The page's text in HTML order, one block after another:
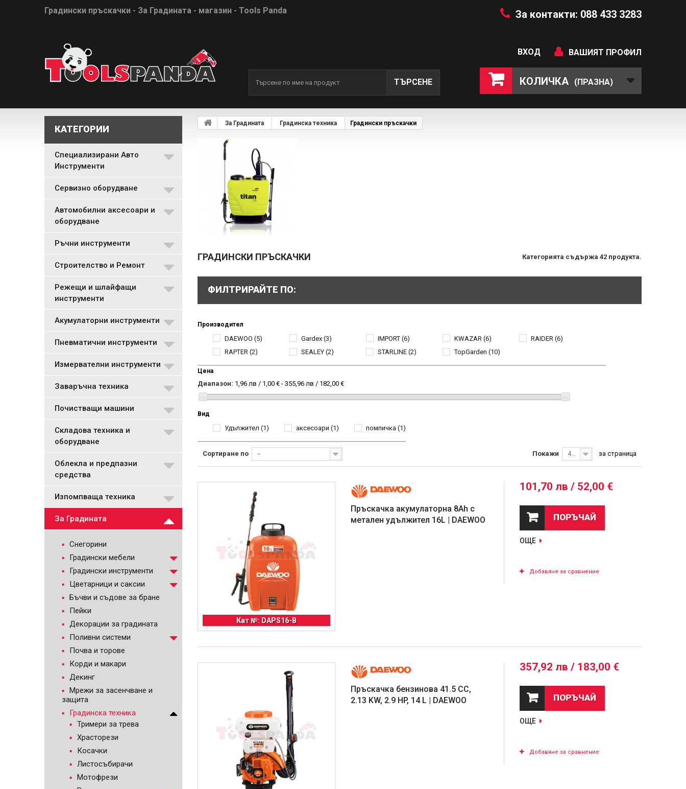
Градински пръскачки - За Градината - магазин - Tools Panda За контакти: 088 433 3283
ВАШИЯТ ПРОФИЛ
ВХОД
КОЛИЧКА (ПРАЗНА)
ТЪРСЕНЕ
КАТЕГОРИИ
Специализирани Авто
Инструменти
Сервизно оборудване
Автомобилни аксесоари и
оборудване
Ръчни инструменти
Строителство и Ремонт
Режещи и шлайфащи
инструменти
Акумулаторни инструменти
Пневматични инструменти
Измервателни инструменти
Заваръчна техника
Почистващи машини
Складова техника и
оборудване
Облекла и предпазни
средства
Изпомпваща техника
За Градината
Снегорини
Градински мебели
Градински инструменти
Цветарници и саксии
Бъчви и съдове за бране
Пейки
Декорации за градината
Поливни системи
Почва и торове
Корди и макари
Декинг
Мрежи за засенчване и
защита
Градинска техника
Тримери за трева
Храсторези
Косачки
Листосъбирачи
Мотофрези
За Градината Градинска техника Градински пръскачки
ГРАДИНСКИ ПРЪСКАЧКИ Категорията съдържа 42 продукта.
ФИЛТРИРАЙТЕ ПО:
Производител
DAEWOO (5) Gardex (3) IMPORT (6) KWAZAR (6) RAIDER (6)
RAPTER (2) SEALEY (2) STARLINE (2) TopGarden (10)
Цена
Диапазон: 1,96 лв / 1,00 € - 355,96 лв / 182,00 €
Вид
Удължител (1) аксесоари (1) помпичка (1)
Сортиране по -- Покажи 40 за страница
Кат №: DAPS16-B
Пръскачка акумулаторна 8Ah с
метален удължител 16L | DAEWOO
101,70 лв / 52,00 €
ПОРЪЧАЙ
ОЩЕ
Добавяне за сравнение
Пръскачка бензинова 41.5 CC,
2.13 KW, 2.9 HP, 14 L | DAEWOO
357,92 лв / 183,00 €
ПОРЪЧАЙ
ОЩЕ
Добавяне за сравнение